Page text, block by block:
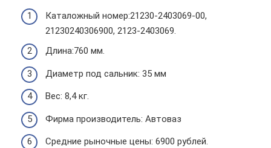
Каталожный номер:21230-2403069-00,
21230240306900, 2123-2403069.
Длина:760 мм.
Диаметр под сальник: 35 мм
Вес: 8,4 кг.
Фирма производитель: Автоваз
Средние рыночные цены: 6900 рублей.